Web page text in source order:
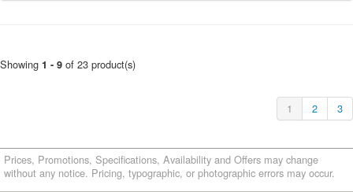
Showing 1 - 9 of 23 product(s)
1 2 3
Prices, Promotions, Specifications, Availability and Offers may change
without any notice. Pricing, typographic, or photographic errors may occur.